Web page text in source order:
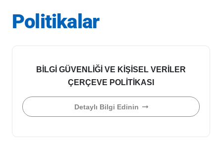
Politikalar
BİLGİ GÜVENLİĞİ VE KİŞİSEL VERİLER
ÇERÇEVE POLİTİKASI
Detaylı Bilgi Edinin